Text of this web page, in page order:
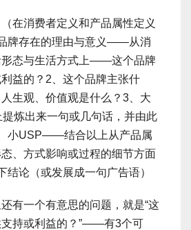
消费者定义和产品属性定义
牌存在的理由与意义――从消
态与生活方式上――这个品牌
益的？2、这个品牌主张什
生观、价值观是什么？3、大
炼出来一句或几句话，并由此
小USP――结合以上从产品属
、方式影响或过程的细节方面
结论（或发展成一句广告语）
一个有意思的问题，就是“这
支持或利益的？”――有3个可